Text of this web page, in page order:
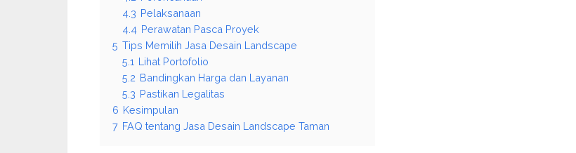
4.3 Pelaksanaan
4.4 Perawatan Pasca Proyek
5 Tips Memilih Jasa Desain Landscape
5.1 Lihat Portofolio
5.2 Bandingkan Harga dan Layanan
5.3 Pastikan Legalitas
6 Kesimpulan
7 FAQ tentang Jasa Desain Landscape Taman